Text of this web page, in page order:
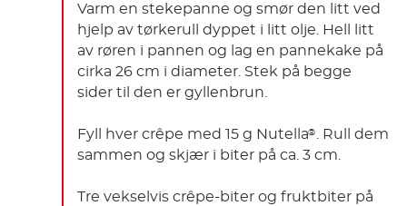
Varm en stekepanne og smør den litt ved
hjelp av tørkerull dyppet i litt olje. Hell litt
av røren i pannen og lag en pannekake på
cirka 26 cm i diameter. Stek på begge
sider til den er gyllenbrun.
Fyll hver crêpe med 15 g Nutella® . Rull dem
sammen og skjær i biter på ca. 3 cm.
Tre vekselvis crêpe-biter og fruktbiter på